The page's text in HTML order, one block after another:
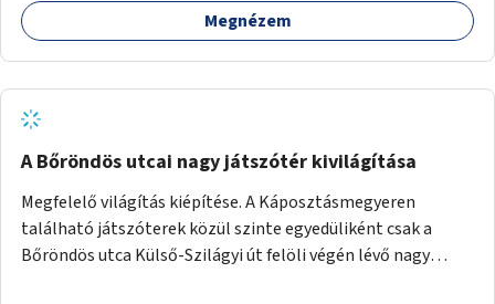
Megnézem
A Bőröndös utcai nagy játszótér kivilágítása
Megfelelő világítás kiépítése. A Káposztásmegyeren
található játszóterek közül szinte egyedüliként csak a
Bőröndös utca Külső-Szilágyi út felöli végén lévő nagy